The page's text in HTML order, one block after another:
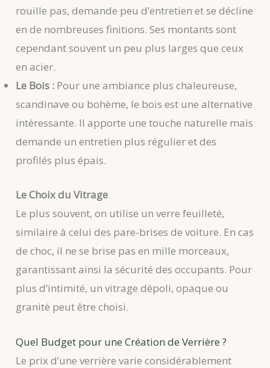
rouille pas, demande peu d’entretien et se décline
en de nombreuses finitions. Ses montants sont
cependant souvent un peu plus larges que ceux
en acier.
Le Bois : Pour une ambiance plus chaleureuse,
scandinave ou bohème, le bois est une alternative
intéressante. Il apporte une touche naturelle mais
demande un entretien plus régulier et des
profilés plus épais.
Le Choix du Vitrage
Le plus souvent, on utilise un verre feuilleté,
similaire à celui des pare-brises de voiture. En cas
de choc, il ne se brise pas en mille morceaux,
garantissant ainsi la sécurité des occupants. Pour
plus d’intimité, un vitrage dépoli, opaque ou
granité peut être choisi.
Quel Budget pour une Création de Verrière ?
Le prix d’une verrière varie considérablement